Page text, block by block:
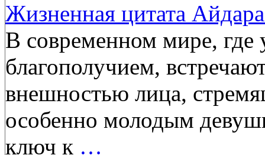
Жизненная цитата
В современном мире, где
благополучием,
внешностью лица,
особенно молодым
ключ к …